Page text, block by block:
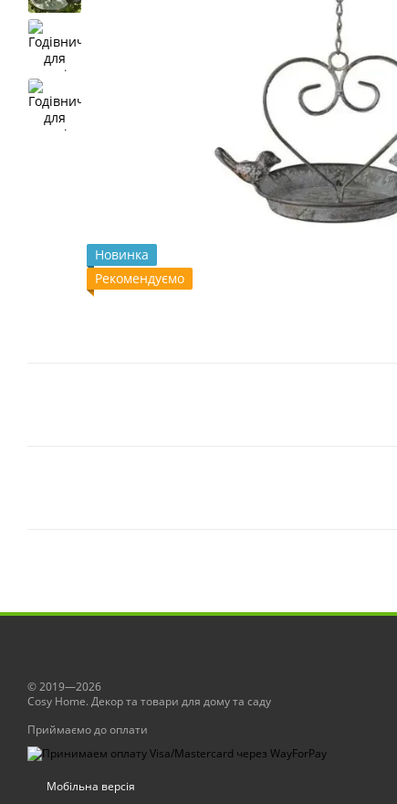
Новинка
Рекомендуємо
© 2019—2026
Сosy Home. Декор та товари для дому та саду
Приймаємо до оплати
Мобільна версія